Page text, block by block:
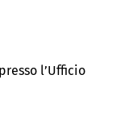
l’Ufficio